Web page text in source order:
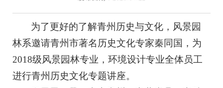
为了更好的了解青州历史与文化，风景园
林系邀请青州市著名历史文化专家秦同国，为
2018级风景园林专业，环境设计专业全体员工
进行青州历史文化专题讲座。